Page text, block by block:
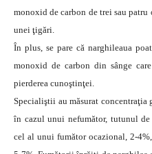
monoxid de carbon de trei sau
unei ţigări.
În plus, se pare că narghileaua
monoxid de carbon din sânge
pierderea cunoştinţei.
Specialiştii au măsurat
în cazul unui nefumător, tutunul
cel al unui fumător ocazional, 2-